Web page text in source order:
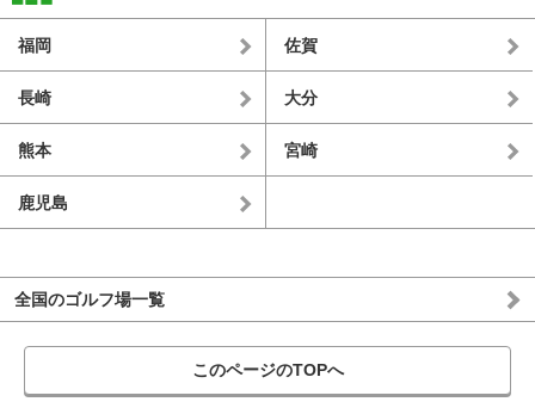
福岡 佐賀
長崎 大分
熊本 宮崎
鹿児島
全国のゴルフ場一覧
このページのTOPへ